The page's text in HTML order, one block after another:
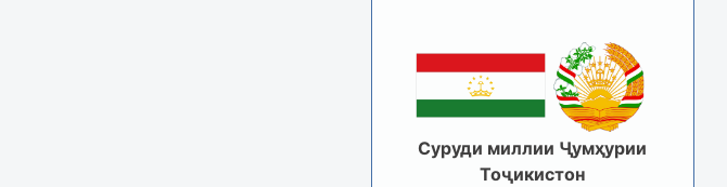
Суруди миллии Ҷумҳурии
Тоҷикистон